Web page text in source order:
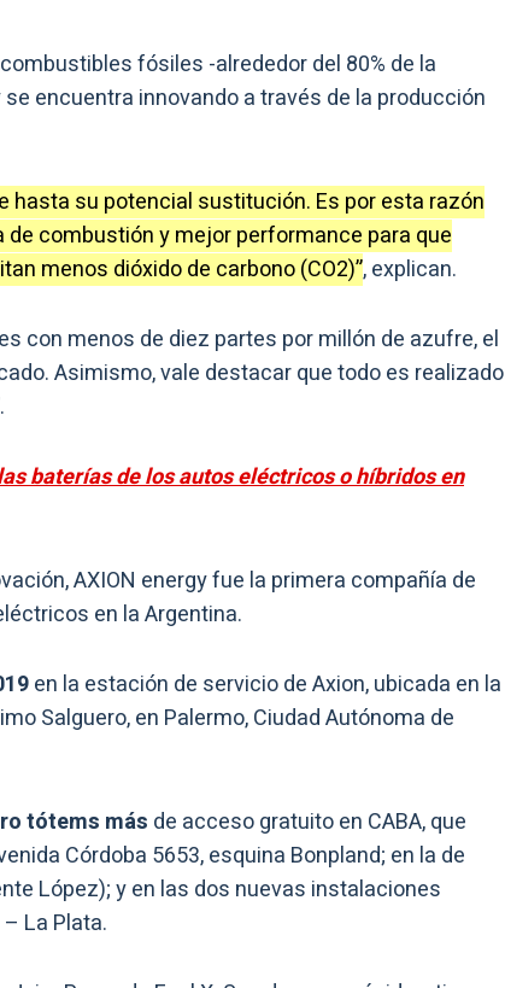
fósiles -alrededor del 80% de la
encuentra innovando a través de la producción
hasta su potencial sustitución. Es por esta razón
combustión y mejor performance para que
menos dióxido de carbono (CO2)”, explican.
con menos de diez partes por millón de azufre, el
Asimismo, vale destacar que todo es realizado
baterías de los autos eléctricos o híbridos en
AXION energy fue la primera compañía de
en la Argentina.
en la estación de servicio de Axion, ubicada en la
Salguero, en Palermo, Ciudad Autónoma de
tótems más de acceso gratuito en CABA, que
Córdoba 5653, esquina Bonpland; en la de
López); y en las dos nuevas instalaciones
La Plata.